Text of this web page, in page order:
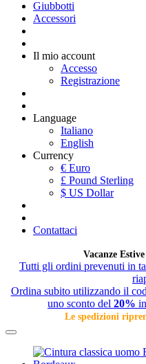
Giubbotti
Accessori
Il mio account
Accesso
Registrazione
Language
Italiano
English
Currency
€ Euro
£ Pound Sterling
$ US Dollar
Contattaci
Vacanze
Tutti gli ordini prevenuti in
Ordina subito utilizzando il
uno sconto del 20%
Le spedizioni